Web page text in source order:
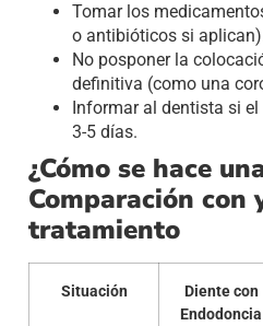
Tomar los
o antibióticos si
No posponer la
definitiva (como una
Informar al dentista si
3-5 días.
¿Cómo se hace
Comparación con
tratamiento
Situación
Diente con
Endodoncia